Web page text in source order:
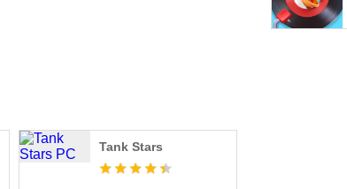
Tank Stars